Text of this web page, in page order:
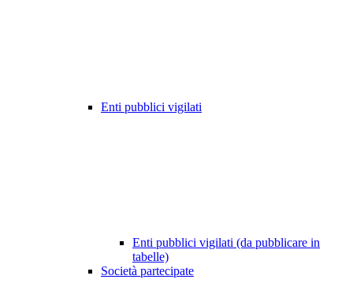
Enti pubblici vigilati
Enti pubblici vigilati (da pubblicare in
tabelle)
Società partecipate